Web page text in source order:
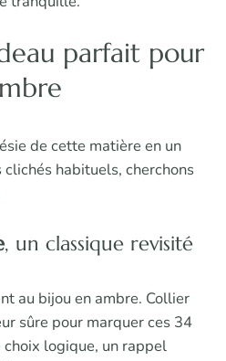
parfait pour
de cette matière en un
clichés habituels, cherchons
, un classique revisité
au bijou en ambre. Collier
sûre pour marquer ces 34
choix logique, un rappel